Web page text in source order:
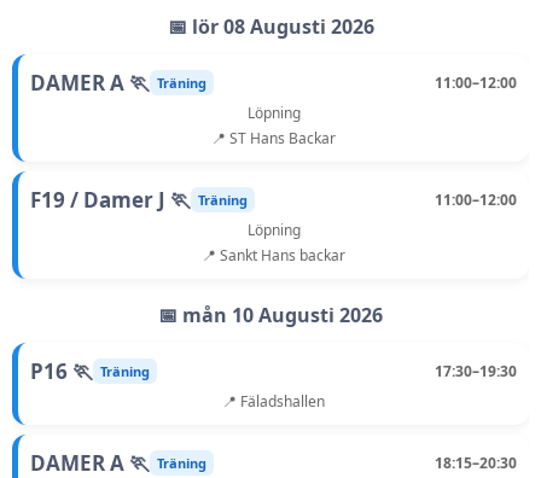
📅 lör 08 Augusti 2026
DAMER A 🏃 Träning
11:00–12:00
Löpning
📍 ST Hans Backar
F19 / Damer J 🏃 Träning
11:00–12:00
Löpning
📍 Sankt Hans backar
📅 mån 10 Augusti 2026
P16 🏃 Träning
17:30–19:30
📍 Fäladshallen
DAMER A 🏃 Träning
18:15–20:30